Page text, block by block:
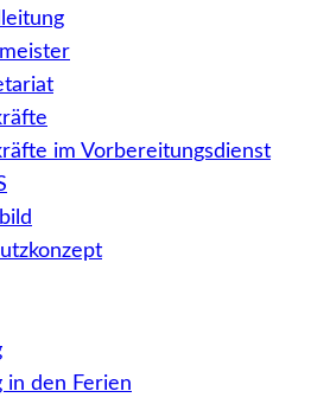
im Vorbereitungsdienst
in den Ferien